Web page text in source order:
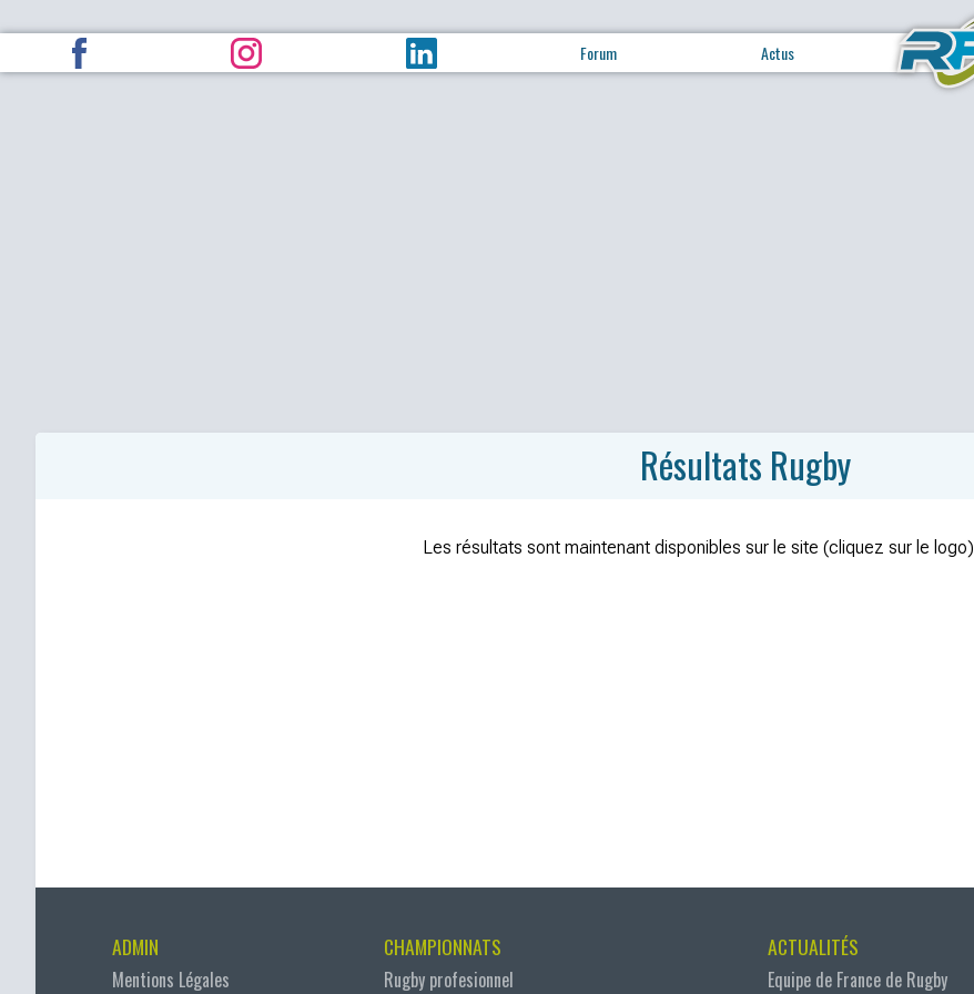
Forum Actus
Résultats Rugby
Les résultats sont maintenant disponibles sur le site (cliquez sur le logo)
ADMIN
Mentions Légales
CHAMPIONNATS
Rugby profesionnel
ACTUALITÉS
Equipe de France de Rugby